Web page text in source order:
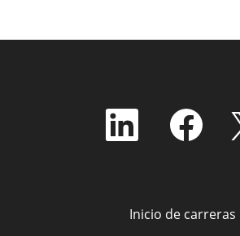
S
a
S
e
a
u
S
e
a
n
u
Inicio de carreras